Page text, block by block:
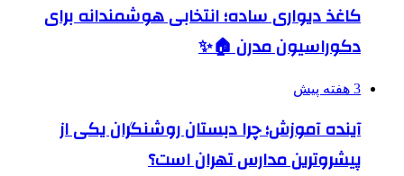
کاغذ دیواری ساده؛ انتخابی هوشمندانه برای
دکوراسیون مدرن 🏠✨
3 هفته پیش
آینده آموزش؛ چرا دبستان روشنگران یکی از
پیشروترین مدارس تهران است؟